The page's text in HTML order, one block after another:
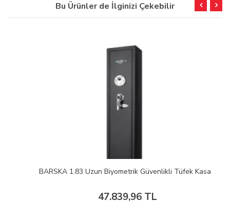
Bu Ürünler de İlginizi Çekebilir
BARSKA 1.83 Uzun Biyometrik Güvenlikli Tüfek Kasa
47.839,96 TL